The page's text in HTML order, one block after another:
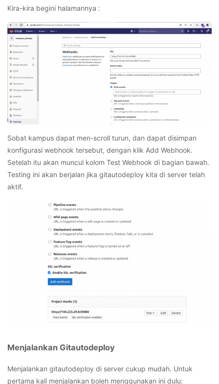
Kira-kira begini halamannya :
Sobat kampus dapat men-scroll turun, dan dapat disimpan
konfigurasi webhook tersebut, dengan klik Add Webhook.
Setelah itu akan muncul kolom Test Webhook di bagian bawah.
Testing ini akan berjalan jika gitautodeploy kita di server telah
aktif.
Menjalankan Gitautodeploy
Menjalankan gitautodeploy di server cukup mudah. Untuk
pertama kali menjalankan boleh menggunakan ini dulu: